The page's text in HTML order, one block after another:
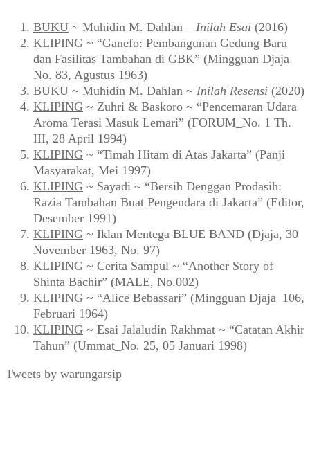
BUKU ~ Muhidin M. Dahlan – Inilah Esai (2016)
KLIPING ~ “Ganefo: Pembangunan Gedung Baru
dan Fasilitas Tambahan di GBK” (Mingguan Djaja
No. 83, Agustus 1963)
BUKU ~ Muhidin M. Dahlan ~ Inilah Resensi (2020)
KLIPING ~ Zuhri & Baskoro ~ “Pencemaran Udara
Aroma Terasi Masuk Lemari” (FORUM_No. 1 Th.
III, 28 April 1994)
KLIPING ~ “Timah Hitam di Atas Jakarta” (Panji
Masyarakat, Mei 1997)
KLIPING ~ Sayadi ~ “Bersih Denggan Prodasih:
Razia Tambahan Buat Pengendara di Jakarta” (Editor,
Desember 1991)
KLIPING ~ Iklan Mentega BLUE BAND (Djaja, 30
November 1963, No. 97)
KLIPING ~ Cerita Sampul ~ “Another Story of
Shinta Bachir” (MALE, No.002)
KLIPING ~ “Alice Bebassari” (Mingguan Djaja_106,
Februari 1964)
KLIPING ~ Esai Jalaludin Rakhmat ~ “Catatan Akhir
Tahun” (Ummat_No. 25, 05 Januari 1998)
Tweets by warungarsip